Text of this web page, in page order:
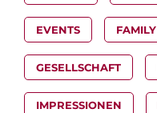
EVENTS FAMILY
GESELLSCHAFT
IMPRESSIONEN